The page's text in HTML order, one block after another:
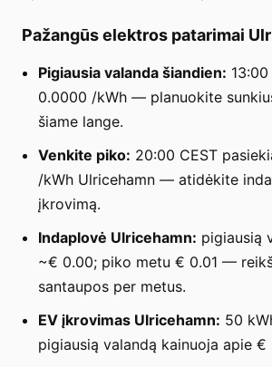
Pažangūs elektros patarimai
Pigiausia valanda šiandien:
0.0000 /kWh — planuokite
šiame lange.
Venkite piko: 20:00 CEST
/kWh Ulricehamn — atidėkite
įkrovimą.
Indaplovė Ulricehamn: pigiausią
~€ 0.00; piko metu € 0.01 —
santaupos per metus.
EV įkrovimas Ulricehamn: 50
pigiausią valandą kainuoja apie €